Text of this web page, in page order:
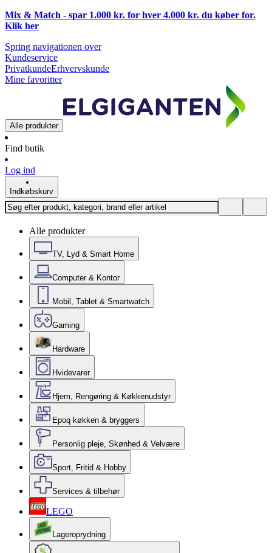
Mix & Match - spar 1.000 kr. for hver 4.000 kr. du køber for.
Klik her
Spring navigationen over
Kundeservice
PrivatkundeErhvervskunde
Mine favoritter
Alle produkter
Find butik
Log ind
Indkøbskurv
Alle produkter
TV, Lyd & Smart Home
Computer & Kontor
Mobil, Tablet & Smartwatch
Gaming
Hardware
Hvidevarer
Hjem, Rengøring & Køkkenudstyr
Epoq køkken & bryggers
Personlig pleje, Skønhed & Velvære
Sport, Fritid & Hobby
Services & tilbehør
LEGO
Lageroprydning